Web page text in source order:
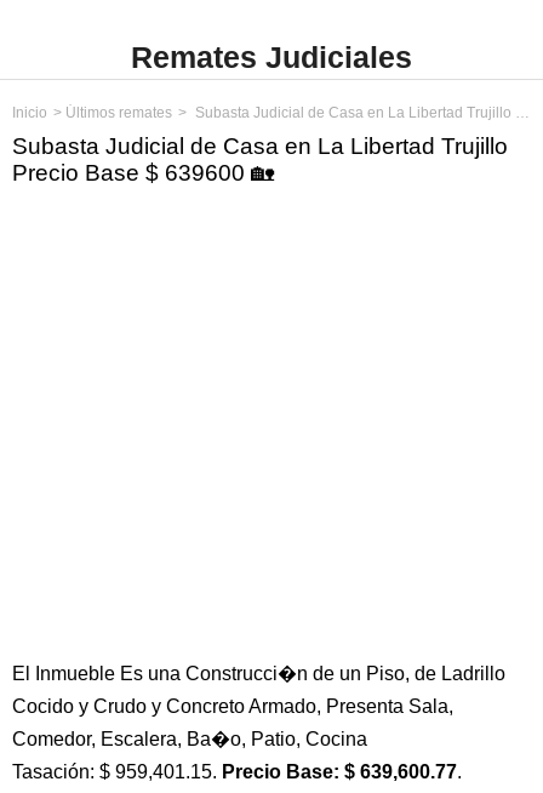
Remates Judiciales
Inicio Últimos remates Subasta Judicial de Casa en La Libertad Trujillo Precio Base $ 639600
Subasta Judicial de Casa en La Libertad Trujillo
Precio Base $ 639600 🏡
El Inmueble Es una Construcci�n de un Piso, de Ladrillo
Cocido y Crudo y Concreto Armado, Presenta Sala,
Comedor, Escalera, Ba�o, Patio, Cocina
Tasación: $ 959,401.15. Precio Base: $ 639,600.77.